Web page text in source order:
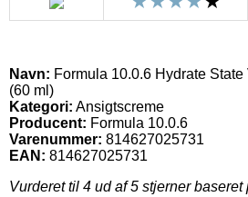
Navn: Formula 10.0.6 Hydrate
(60 ml)
Kategori: Ansigtscreme
Producent: Formula 10.0.6
Varenummer: 814627025731
EAN: 814627025731
Vurderet til 4 ud af 5 stjerner baseret